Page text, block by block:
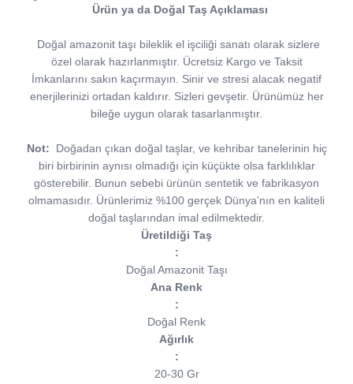
Ürün ya da Doğal Taş Açıklaması
Doğal amazonit taşı bileklik el işciliği sanatı olarak sizlere
özel olarak hazırlanmıştır. Ücretsiz Kargo ve Taksit
İmkanlarını sakın kaçırmayın. Sinir ve stresi alacak negatif
enerjilerinizi ortadan kaldırır. Sizleri gevşetir. Ürünümüz her
bileğe uygun olarak tasarlanmıştır.
Not: Doğadan çıkan doğal taşlar, ve kehribar tanelerinin hiç
biri birbirinin aynısı olmadığı için küçükte olsa farklılıklar
gösterebilir. Bunun sebebi ürünün sentetik ve fabrikasyon
olmamasıdır. Ürünlerimiz %100 gerçek Dünya'nın en kaliteli
doğal taşlarından imal edilmektedir.
Üretildiği Taş
:
Doğal Amazonit Taşı
Ana Renk
:
Doğal Renk
Ağırlık
:
20-30 Gr